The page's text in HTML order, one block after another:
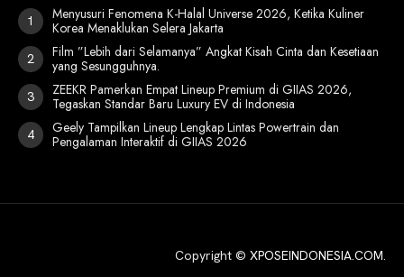
Menyusuri Fenomena K-Halal Universe 2026, Ketika Kuliner
Korea Menaklukan Selera Jakarta
Film ”Lebih dari Selamanya” Angkat Kisah Cinta dan Kesetiaan
yang Sesungguhnya.
ZEEKR Pamerkan Empat Lineup Premium di GIIAS 2026,
Tegaskan Standar Baru Luxury EV di Indonesia
Geely Tampilkan Lineup Lengkap Lintas Powertrain dan
Pengalaman Interaktif di GIIAS 2026
Copyright © XPOSEINDONESIA.COM.